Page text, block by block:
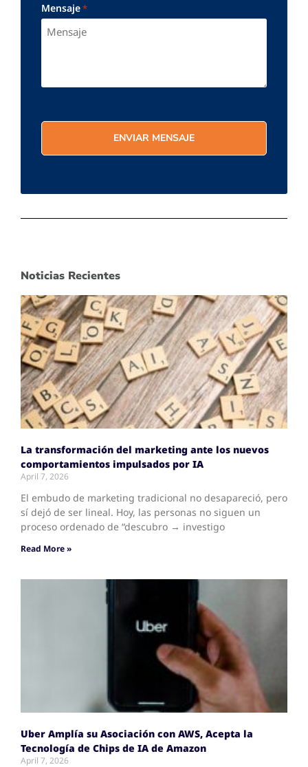
Mensaje*
Noticias Recientes
La transformación del marketing ante los nuevos
comportamientos impulsados por IA
April 7, 2026
El embudo de marketing tradicional no desapareció, pero
sí dejó de ser lineal. Hoy, las personas no siguen un
proceso ordenado de “descubro → investigo
Read More »
Uber Amplía su Asociación con AWS, Acepta la
Tecnología de Chips de IA de Amazon
April 7, 2026